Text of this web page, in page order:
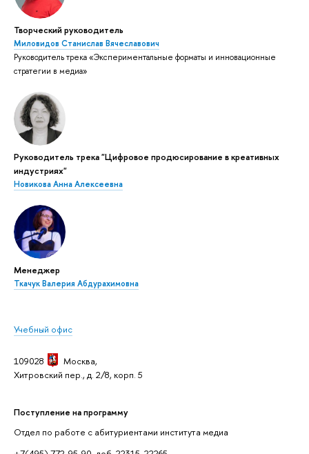
Творческий руководитель
Миловидов Станислав Вячеславович
Руководитель трека «Экспериментальные форматы и инновационные
стратегии в медиа»
Руководитель трека "Цифровое продюсирование в креативных
индустриях"
Новикова Анна Алексеевна
Менеджер
Ткачук Валерия Абдурахимовна
Учебный офис
109028
Москва,
Хитровский пер., д. 2/8, корп. 5
Поступление на программу
Отдел по работе с абитуриентами института медиа